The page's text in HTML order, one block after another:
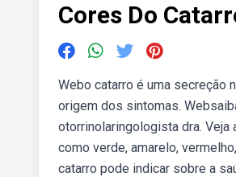
Cores Do
Webo catarro é uma secreção
origem dos sintomas.
otorrinolaringologista dra.
como verde, amarelo,
catarro pode indicar sobre a